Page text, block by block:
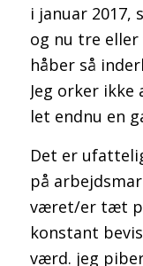
i januar 2017,
og nu tre eller
håber så
Jeg orker
let endnu en
Det er
på
været/er tæt
konstant
værd. jeg